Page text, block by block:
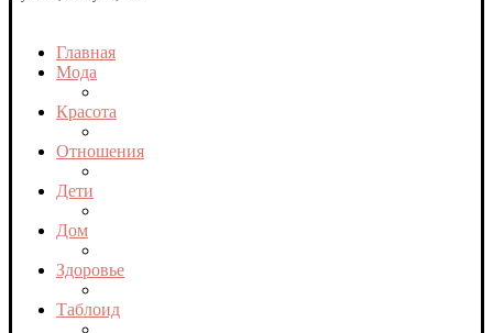
Главная
Мода
Красота
Отношения
Дети
Дом
Здоровье
Таблоид